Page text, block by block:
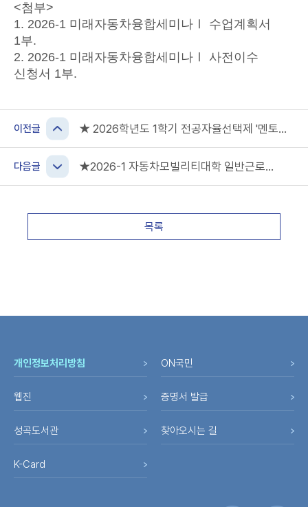
<첨부>
1. 2026-1 미래자동차융합세미나Ⅰ 수업계획서
1부.
2. 2026-1 미래자동차융합세미나Ⅰ 사전이수
신청서 1부.
이전글
★ 2026학년도 1학기 전공자율선택제 '멘토링
다음글
★2026-1 자동차모빌리티대학 일반근로
목록
개인정보처리방침 ON국민
웹진 증명서 발급
성곡도서관 찾아오시는 길
K-Card